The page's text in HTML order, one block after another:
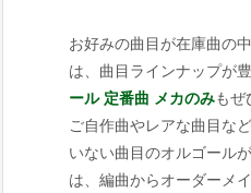
お好みの曲目が在庫曲の
は、曲目ラインナップが豊
ール 定番曲 メカのみもぜ
ご自作曲やレアな曲目な
いない曲目のオルゴール
は、編曲からオーダーメ